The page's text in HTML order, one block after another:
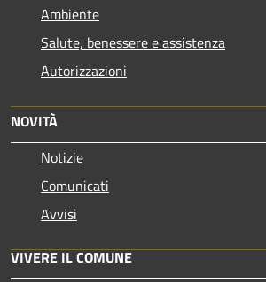
Ambiente
Salute, benessere e assistenza
Autorizzazioni
NOVITÀ
Notizie
Comunicati
Avvisi
VIVERE IL COMUNE